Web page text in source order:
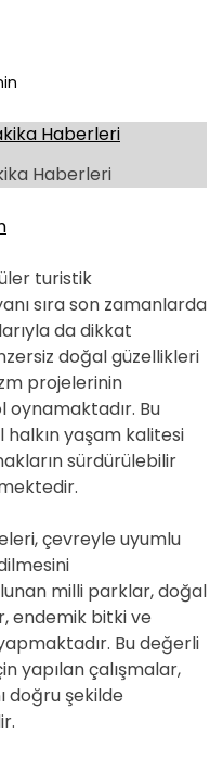
Haberleri
turistik
sıra son zamanlarda
da dikkat
doğal güzellikleri
projelerinin
Bu
yaşam kalitesi
sürdürülebilir
çevreyle uyumlu
milli parklar, doğal
endemik bitki ve
Bu değerli
yapılan çalışmalar,
doğru şekilde